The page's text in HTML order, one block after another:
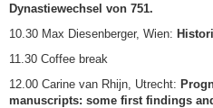
Dynastiewechsel von 751.
10.30 Max Diesenberger, Wien:
11.30 Coffee break
12.00 Carine van Rhijn, Utrecht:
manuscripts: some first findings